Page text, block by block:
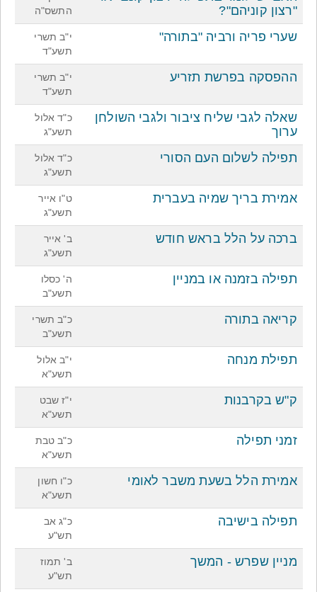
"רצון קוניהם"?
התשס"ה
שערי פריה ורביה "בתורה"
י"ב תשרי
תשע"ד
ההפסקה בפרשת תזריע
י"ב תשרי
תשע"ד
שאלה לגבי שליח ציבור ולגבי השולחן
ערוך
כ"ד אלול
תשע"ג
תפילה לשלום העם הסורי
כ"ד אלול
תשע"ג
אמירת בריך שמיה בעברית
ט"ו אייר
תשע"ג
ברכה על הלל בראש חודש
ב' אייר
תשע"ג
תפילה בזמנה או במניין
ה' כסלו
תשע"ב
קריאה בתורה
כ"ב תשרי
תשע"ב
תפילת מנחה
י"ב אלול
תשע"א
ק"ש בקרבנות
י"ז שבט
תשע"א
זמני תפילה
כ"ב טבת
תשע"א
אמירת הלל בשעת משבר לאומי
כ"ו חשון
תשע"א
תפילה בישיבה
כ"ג אב
תש"ע
מניין שפרש - המשך
ב' תמוז
תש"ע